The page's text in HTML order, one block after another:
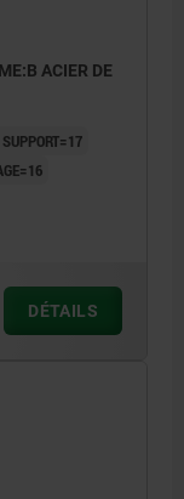
ACIER DE
DÉTAILS